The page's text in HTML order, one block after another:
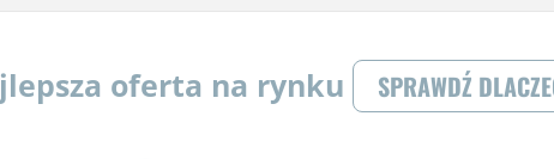
oferta na rynku SPRAWDŹ